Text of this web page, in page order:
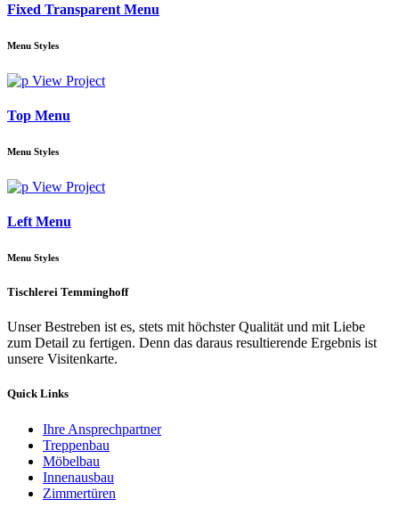
Fixed Transparent Menu
Menu Styles
View Project
Top Menu
Menu Styles
View Project
Left Menu
Menu Styles
Tischlerei Temminghoff
Unser Bestreben ist es, stets mit höchster Qualität und mit Liebe
zum Detail zu fertigen. Denn das daraus resultierende Ergebnis ist
unsere Visitenkarte.
Quick Links
Ihre Ansprechpartner
Treppenbau
Möbelbau
Innenausbau
Zimmertüren